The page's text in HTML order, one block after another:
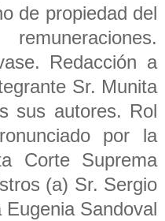
de propiedad del
Redacción a
Sr. Munita
sus autores. Rol
por la
Corte Suprema
(a) Sr. Sergio
Sandoval